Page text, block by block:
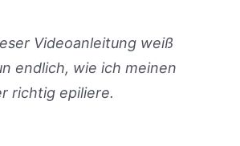
Videoanleitung weiß
endlich, wie ich meinen
richtig epiliere.